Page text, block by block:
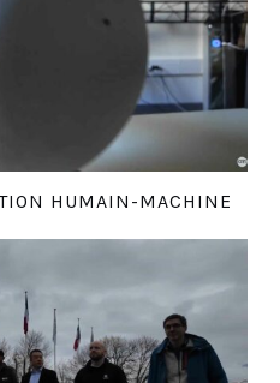
HUMAIN-MACHINE